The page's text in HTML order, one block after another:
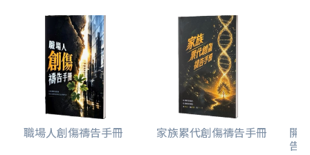
職場人創傷禱告手冊 家族累代創傷禱告手冊 開
告(